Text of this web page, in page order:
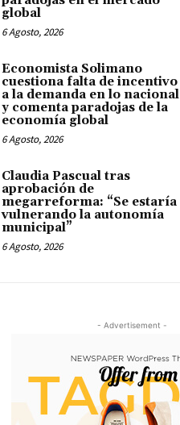
global
6 Agosto, 2026
Economista Solimano
cuestiona falta de incentivo
a la demanda en lo nacional
y comenta paradojas de la
economía global
6 Agosto, 2026
Claudia Pascual tras
aprobación de
megarreforma: “Se estaría
vulnerando la autonomía
municipal”
6 Agosto, 2026
- Advertisement -